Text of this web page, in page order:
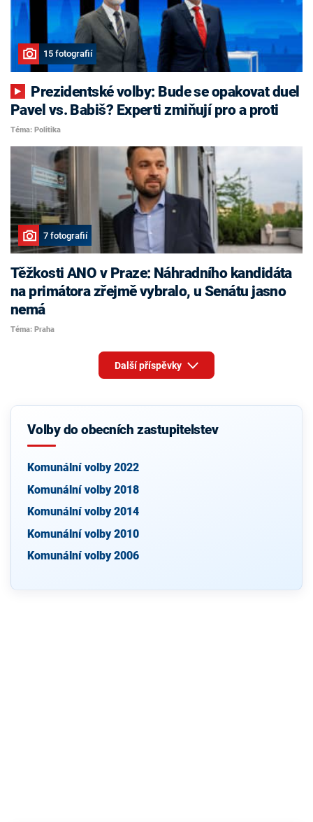
15 fotografií
Pavel vs. Babiš? Experti zmiňují pro a proti
Téma: Politika
7 fotografií
Těžkosti ANO v Praze: Náhradního kandidáta
na primátora zřejmě vybralo, u Senátu jasno
nemá
Téma: Praha
Další příspěvky
Volby do obecních zastupitelstev
Komunální volby 2022
Komunální volby 2018
Komunální volby 2014
Komunální volby 2010
Komunální volby 2006